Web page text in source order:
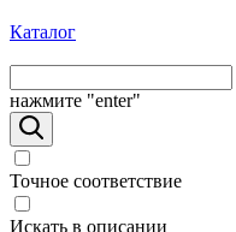
Каталог
нажмите "enter"
Точное соответствие
Искать в описании